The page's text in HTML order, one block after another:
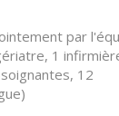
par
1
12